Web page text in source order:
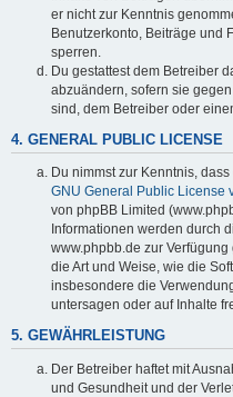
er nicht zur Kenntnis
Benutzerkonto, Beiträge und
sperren.
Du gestattest dem Betreiber
abzuändern, sofern sie
sind, dem Betreiber oder
4. GENERAL PUBLIC LICENSE
Du nimmst zur Kenntnis,
GNU General Public License
von phpBB Limited
Informationen werden durch
www.phpbb.de zur
die Art und Weise, wie die
insbesondere die
untersagen oder auf Inhalte
5. GEWÄHRLEISTUNG
Der Betreiber haftet mit
und Gesundheit und der